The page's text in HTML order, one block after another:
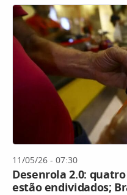
11/05/26 - 07:30
Desenrola 2.0:
estão endividados;